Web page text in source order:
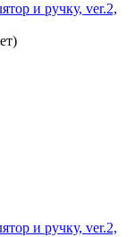
и ручку, ver.2,
и ручку, ver.2,